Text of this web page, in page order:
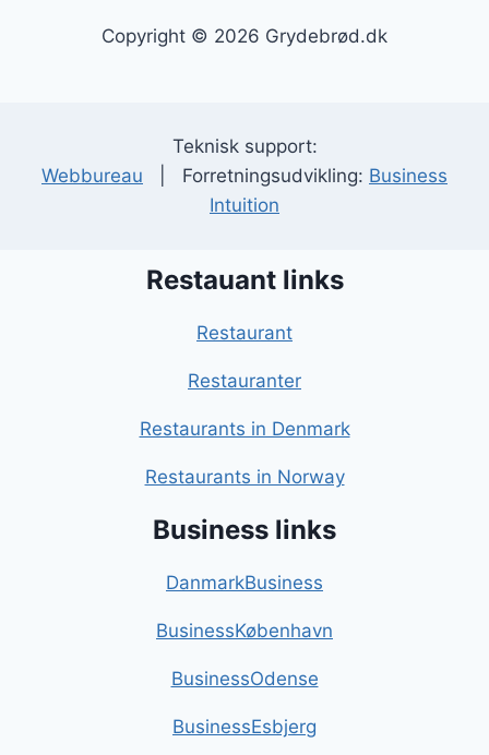
Copyright © 2026 Grydebrød.dk
Teknisk support:
Webbureau | Forretningsudvikling: Business
Intuition
Restauant links
Restaurant
Restauranter
Restaurants in Denmark
Restaurants in Norway
Business links
DanmarkBusiness
BusinessKøbenhavn
BusinessOdense
BusinessEsbjerg